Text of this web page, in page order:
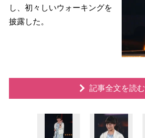
し、初々しいウォーキングを
披露した。
記事全文を読む